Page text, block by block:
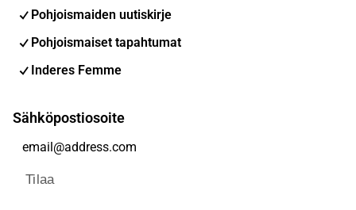
Pohjoismaiden uutiskirje
Pohjoismaiset tapahtumat
Inderes Femme
Sähköpostiosoite
Tilaa